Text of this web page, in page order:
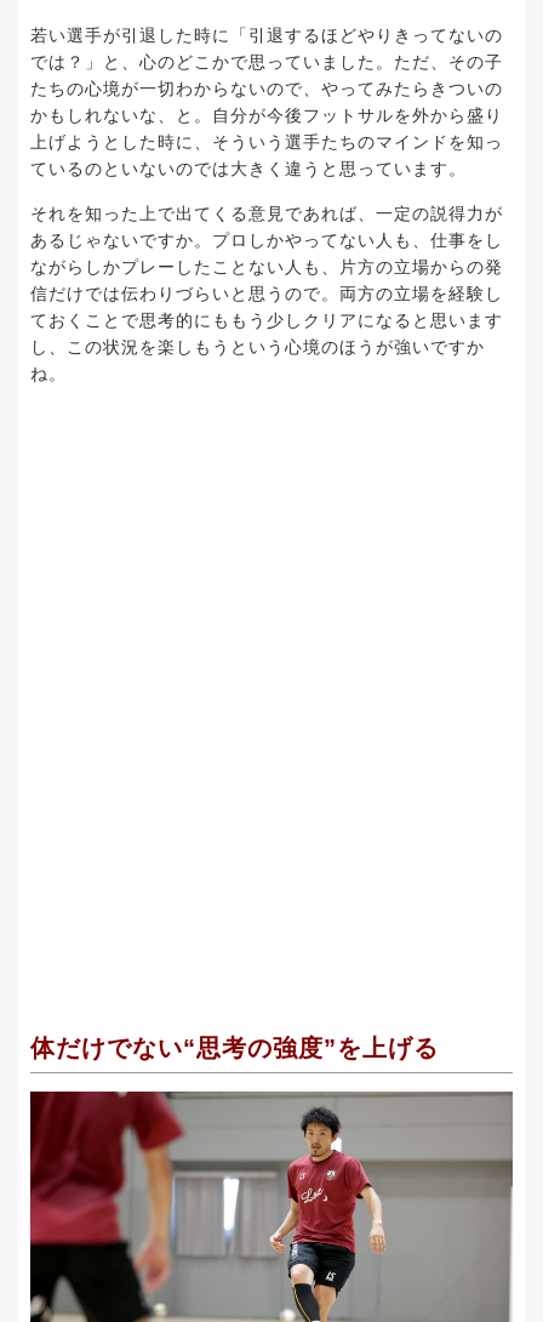
若い選手が引退した時に「引退するほどやりきってないの
では？」と、心のどこかで思っていました。ただ、その子
たちの心境が一切わからないので、やってみたらきついの
かもしれないな、と。自分が今後フットサルを外から盛り
上げようとした時に、そういう選手たちのマインドを知っ
ているのといないのでは大きく違うと思っています。
それを知った上で出てくる意見であれば、一定の説得力が
あるじゃないですか。プロしかやってない人も、仕事をし
ながらしかプレーしたことない人も、片方の立場からの発
信だけでは伝わりづらいと思うので。両方の立場を経験し
ておくことで思考的にももう少しクリアになると思います
し、この状況を楽しもうという心境のほうが強いですか
ね。
体だけでない“思考の強度”を上げる